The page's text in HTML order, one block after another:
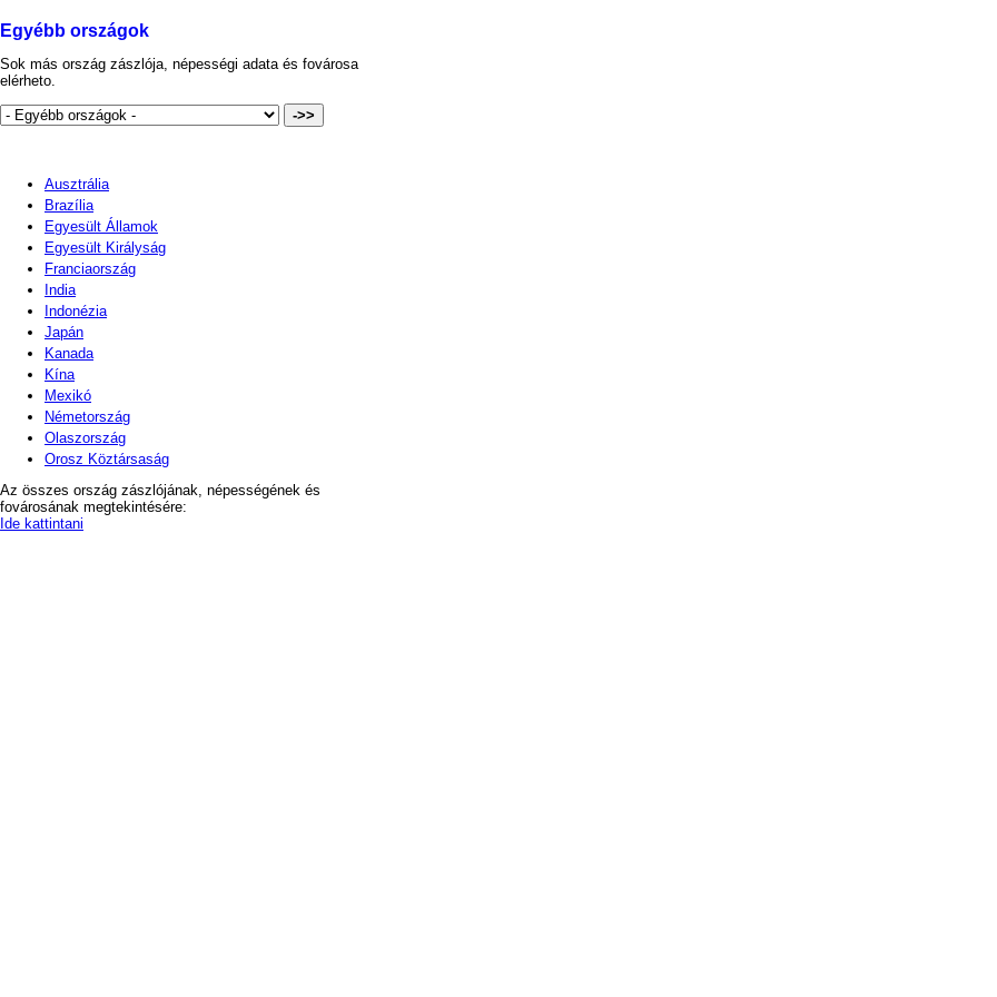
Egyébb országok
Sok más ország zászlója, népességi adata és fovárosa
elérheto.
Ausztrália
Brazília
Egyesült Államok
Egyesült Királyság
Franciaország
India
Indonézia
Japán
Kanada
Kína
Mexikó
Németország
Olaszország
Orosz Köztársaság
Az összes ország zászlójának, népességének és
fovárosának megtekintésére:
Ide kattintani